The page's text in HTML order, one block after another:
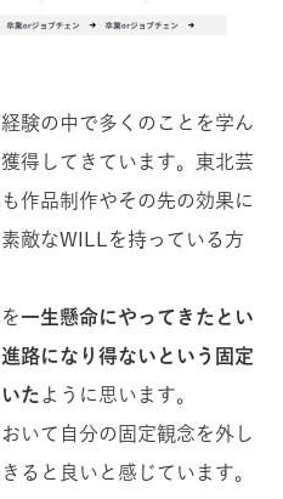
験の中で多くのことを学ん
得してきています。東北芸
作品制作やその先の効果に
敵なWILLを持っている方
一生懸命にやってきたとい
路になり得ないという固定
た ように思います。
いて自分の固定観念を外し
ると良いと感じています。